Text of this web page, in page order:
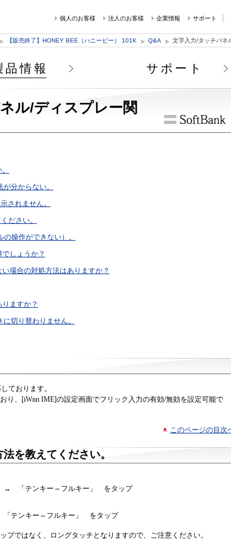
個人のお客様 法人のお客様 企業情報 サポート
【販売終了】HONEY BEE（ハニービー） 101K Q&A 文字入力/タッチパネ
品情報 サポート
ル/ディスプレー関
分からない。
されません。
ださい。
操作ができない）。
しょうか？
場合の対処方法はありますか？
ますか？
切り替わりません。
ております。
り、[iWnn IME]の設定画面でフリック入力の有効/無効を設定可能で
このページの目次
を教えてください。
→ 「テンキー⇔フルキー」 をタップ
テンキー⇔フルキー」 をタップ
プではなく、ロングタッチとなりますので、ご注意ください。